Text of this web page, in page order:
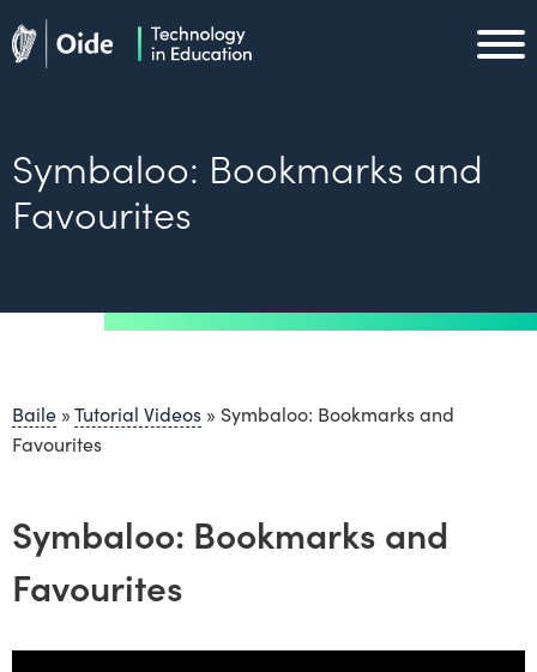
Skip to main content
Symbaloo: Bookmarks and
Favourites
Baile »Tutorial Videos » Symbaloo: Bookmarks and
Favourites
Symbaloo: Bookmarks and
Favourites